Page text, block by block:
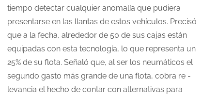
tiempo detectar cualquier anomalía que pudiera
presentarse en las llantas de estos vehículos. Precisó
que a la fecha, alrededor de 50 de sus cajas están
equipadas con esta tecnología, lo que representa un
25% de su flota. Señaló que, al ser los neumáticos el
segundo gasto más grande de una flota, cobra re -
levancia el hecho de contar con alternativas para